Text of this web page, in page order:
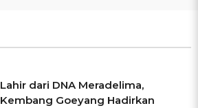
Lahir dari DNA Meradelima,
Kembang Goeyang Hadirkan